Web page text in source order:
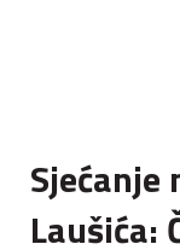
Sjećanje
Laušića: